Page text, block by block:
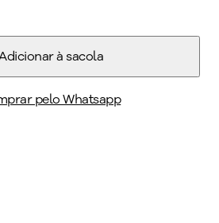
à sacola
pelo Whatsapp